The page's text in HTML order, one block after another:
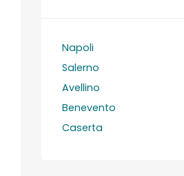
Napoli
Salerno
Avellino
Benevento
Caserta